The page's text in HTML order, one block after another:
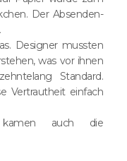
Der Absenden-
Designer mussten
was vor ihnen
Standard.
Vertrautheit einfach
auch die